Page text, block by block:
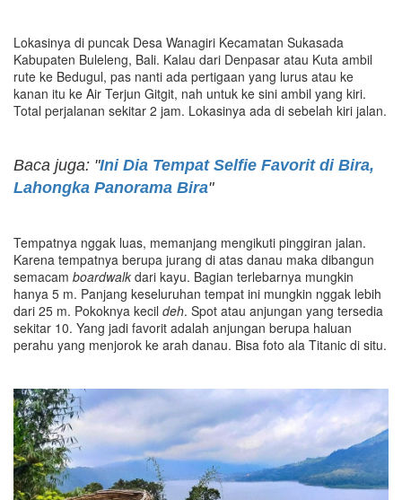
Lokasinya di puncak Desa Wanagiri Kecamatan Sukasada
Kabupaten Buleleng, Bali. Kalau dari Denpasar atau Kuta ambil
rute ke Bedugul, pas nanti ada pertigaan yang lurus atau ke
kanan itu ke Air Terjun Gitgit, nah untuk ke sini ambil yang kiri.
Total perjalanan sekitar 2 jam. Lokasinya ada di sebelah kiri jalan.
Baca juga: "Ini Dia Tempat Selfie Favorit di Bira,
Lahongka Panorama Bira"
Tempatnya nggak luas, memanjang mengikuti pinggiran jalan.
Karena tempatnya berupa jurang di atas danau maka dibangun
semacam boardwalk dari kayu. Bagian terlebarnya mungkin
hanya 5 m. Panjang keseluruhan tempat ini mungkin nggak lebih
dari 25 m. Pokoknya kecil deh. Spot atau anjungan yang tersedia
sekitar 10. Yang jadi favorit adalah anjungan berupa haluan
perahu yang menjorok ke arah danau. Bisa foto ala Titanic di situ.